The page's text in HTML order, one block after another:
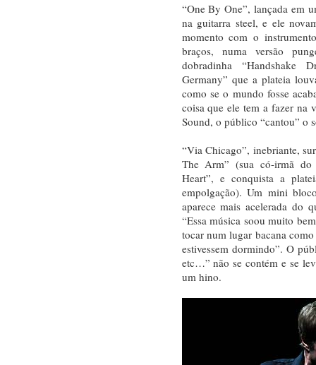
“One By One”, lançada em
na guitarra steel, e ele
momento com o
braços, numa versão
dobradinha “Handshake
Germany” que a plateia
como se o mundo fosse
coisa que ele tem a fazer na
Sound, o público “cantou” o
“Via Chicago”, inebriante,
The Arm” (sua có-irmã do
Heart”, e conquista a
empolgação). Um mini
aparece mais acelerada do
“Essa música soou muito
tocar num lugar bacana
estivessem dormindo”. O
etc…” não se contém e se
um hino.